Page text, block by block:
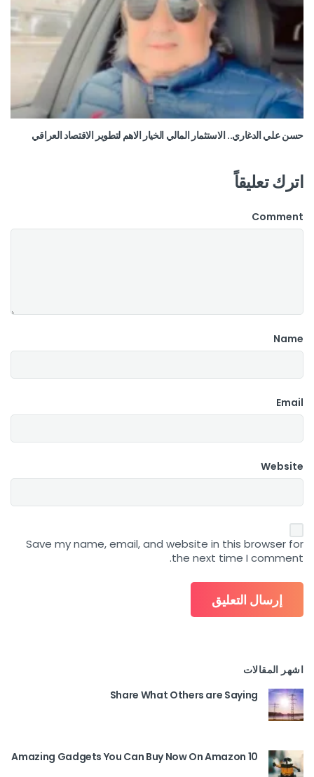
حسن علي الدغاري.. الاستثمار المالي الخيار الاهم لتطوير الاقتصاد العراقي
اترك تعليقاً
Comment
Name
Email
Website
Save my name, email, and website in this browser for
the next time I comment.
اشهر المقالات
Share What Others are Saying
10 Amazing Gadgets You Can Buy Now On Amazon